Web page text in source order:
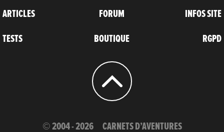
ARTICLES
TESTS
FORUM
BOUTIQUE
INFOS SITE
RGPD
© 2004 - 2026 CARNETS D’AVENTURES